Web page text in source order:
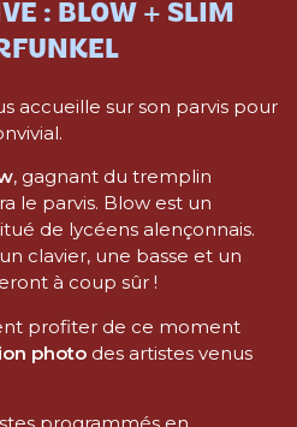
: BLOW + SLIM
accueille sur son parvis pour
, gagnant du tremplin
le parvis. Blow est un
de lycéens alençonnais.
clavier, une basse et un
à coup sûr !
profiter de ce moment
photo des artistes venus